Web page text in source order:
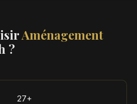
Aménagement
?
27+